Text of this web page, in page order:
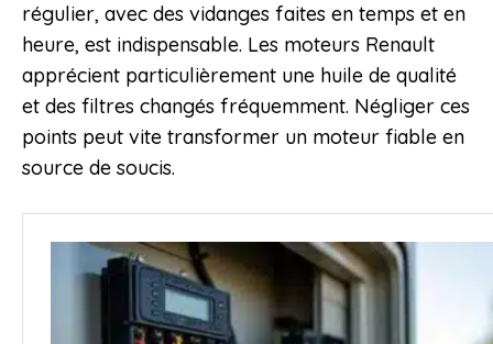
régulier, avec des vidanges faites en temps et en
heure, est indispensable. Les moteurs Renault
apprécient particulièrement une huile de qualité
et des filtres changés fréquemment. Négliger ces
points peut vite transformer un moteur fiable en
source de soucis.